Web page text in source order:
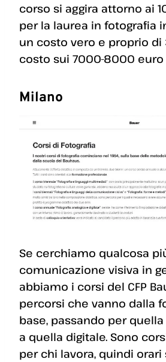
corso si aggira attorno ai
per la laurea in fotografia
un costo vero e proprio di
costo sui 7000-8000 euro
Milano
Se cerchiamo qualcosa
comunicazione visiva in
abbiamo i corsi del CFP
percorsi che vanno dalla
base, passando per
a quella digitale. Sono
per chi lavora, quindi